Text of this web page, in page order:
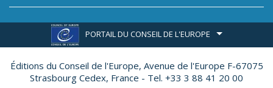
PORTAIL DU CONSEIL DE L'EUROPE
Éditions du Conseil de l'Europe, Avenue de l'Europe F-67075
Strasbourg Cedex, France - Tel. +33 3 88 41 20 00